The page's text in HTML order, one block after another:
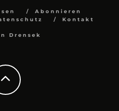
Abonnieren
Kontakt
Drensek